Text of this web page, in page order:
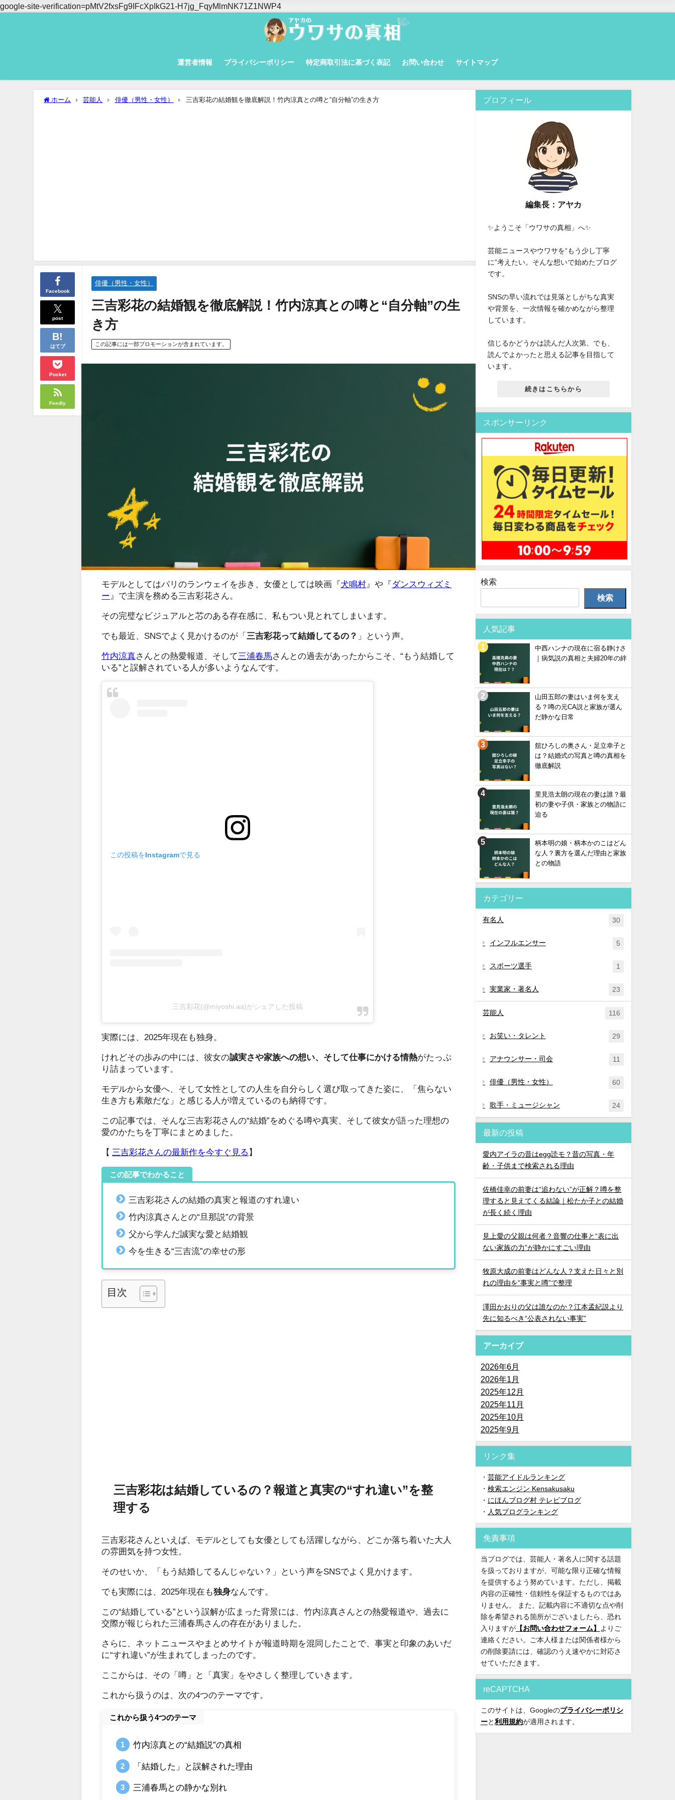
google-site-verification=pMtV2fxsFg9IFcXpIkG21-H7jg_FqyMlmNK71Z1NWP4
運営者情報 プライバシーポリシー 特定商取引法に基づく表記 お問い合わせ サイトマップ
ホーム 芸能人 俳優（男性・女性） 三吉彩花の結婚観を徹底解説！竹内涼真との噂と“自分軸”の生き方
Facebook
post
はてブ
Pocket
Feedly
俳優（男性・女性）
三吉彩花の結婚観を徹底解説！竹内涼真との噂と“自分軸”の生
き方
この記事には一部プロモーションが含まれています。
モデルとしてはパリのランウェイを歩き、女優としては映画『犬鳴村 』や『 ダンスウィズミ
ー 』で主演を務める三吉彩花さん。
その完璧なビジュアルと芯のある存在感に、私もつい見とれてしまいます。
でも最近、SNSでよく見かけるのが「 三吉彩花って結婚してるの？ 」という声。
竹内涼真さんとの熱愛報道、そして三浦春馬さんとの過去があったからこそ、“もう結婚して
いる”と誤解されている人が多いようなんです。
この投稿をInstagramで見る
三吉彩花(@miyoshi.aa)がシェアした投稿
実際には、2025年現在も独身。
けれどその歩みの中には、彼女の誠実さや家族への想い、そして仕事にかける情熱がたっぷ
り詰まっています。
モデルから女優へ、そして女性としての人生を自分らしく選び取ってきた姿に、「焦らない
生き方も素敵だな」と感じる人が増えているのも納得です。
この記事では、そんな三吉彩花さんの“結婚”をめぐる噂や真実、そして彼女が語った理想の
愛のかたちを丁寧にまとめました。
【 三吉彩花さんの最新作を今すぐ見る 】
この記事でわかること
三吉彩花さんの結婚の真実と報道のすれ違い
竹内涼真さんとの“旦那説”の背景
父から学んだ誠実な愛と結婚観
今を生きる“三吉流”の幸せの形
目次
三吉彩花は結婚しているの？報道と真実の“すれ違い”を整
理する
三吉彩花さんといえば、モデルとしても女優としても活躍しながら、どこか落ち着いた大人
の雰囲気を持つ女性。
そのせいか、「もう結婚してるんじゃない？」という声をSNSでよく見かけます。
でも実際には、2025年現在も独身なんです。
この“結婚している”という誤解が広まった背景には、竹内涼真さんとの熱愛報道や、過去に
交際が報じられた三浦春馬さんの存在がありました。
さらに、ネットニュースやまとめサイトが報道時期を混同したことで、事実と印象のあいだ
に“すれ違い”が生まれてしまったのです。
ここからは、その「噂」と「真実」をやさしく整理していきます。
これから扱うのは、次の4つのテーマです。
これから扱う4つのテーマ
竹内涼真との“結婚説”の真相
「結婚した」と誤解された理由
三浦春馬との静かな別れ
プロフィール
編集長：アヤカ
✨ようこそ「ウワサの真相」へ✨
芸能ニュースやウワサを“もう少し丁寧
に”考えたい。そんな想いで始めたブログ
です。
SNSの早い流れでは見落としがちな真実
や背景を、一次情報を確かめながら整理
しています。
信じるかどうかは読んだ人次第。でも、
読んでよかったと思える記事を目指して
います。
続きはこちらから
スポンサーリンク
検索
検索
人気記事
中西ハンナの現在に宿る静けさ
｜病気説の真相と夫婦20年の絆
山田五郎の妻はいま何を支え
る？噂の元CA説と家族が選ん
だ静かな日常
舘ひろしの奥さん・足立幸子と
は？結婚式の写真と噂の真相を
徹底解説
里見浩太朗の現在の妻は誰？最
初の妻や子供・家族との物語に
迫る
柄本明の娘・柄本かのこはどん
な人？裏方を選んだ理由と家族
との物語
カテゴリー
有名人 30
インフルエンサー 5
スポーツ選手 1
実業家・著名人 23
芸能人 116
お笑い・タレント 29
アナウンサー・司会 11
俳優（男性・女性） 60
歌手・ミュージシャン 24
最新の投稿
愛内アイラの昔はegg読モ？昔の写真・年
齢・子供まで検索される理由
佐橋佳幸の前妻は“追わない”が正解？噂を整
理すると見えてくる結論｜松たか子との結婚
が長く続く理由
見上愛の父親は何者？音響の仕事と“表に出
ない家族の力”が静かにすごい理由
牧原大成の前妻はどんな人？支えた日々と別
れの理由を“事実と噂”で整理
澤田かおりの父は誰なのか？江本孟紀説より
先に知るべき“公表されない事実”
アーカイブ
2026年6月
2026年1月
2025年12月
2025年11月
2025年10月
2025年9月
リンク集
・ 芸能アイドルランキング
・ 検索エンジン Kensakusaku
・ にほんブログ村 テレビブログ
・ 人気ブログランキング
免責事項
当ブログでは、芸能人・著名人に関する話題
を扱っておりますが、可能な限り正確な情報
を提供するよう努めています。ただし、掲載
内容の正確性・信頼性を保証するものではあ
りません。 また、記載内容に不適切な点や削
除を希望される箇所がございましたら、恐れ
入りますが【お問い合わせフォーム】
よりご
連絡ください。ご本人様または関係者様から
の削除要請には、確認のうえ速やかに対応さ
せていただきます。
reCAPTCHA
このサイトは、Googleのプライバシーポリシ
ーと 利用規約が適用されます。